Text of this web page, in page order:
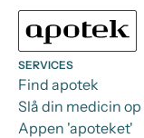
SERVICES
Find apotek
Slå din medicin op
Appen 'apoteket'